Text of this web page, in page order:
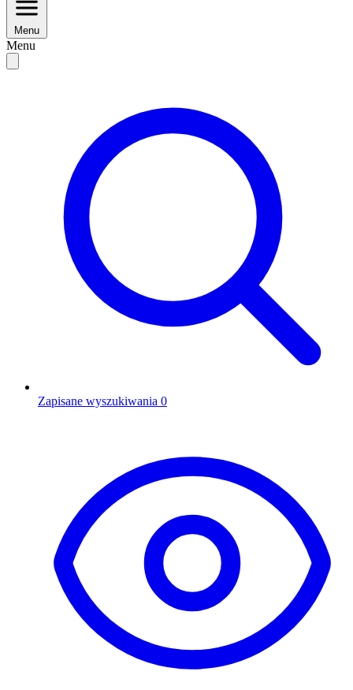
Menu
Menu
Zapisane wyszukiwania 0